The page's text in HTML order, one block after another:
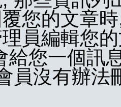
您的文章
員編輯您
給您一個訊
員沒有辦法